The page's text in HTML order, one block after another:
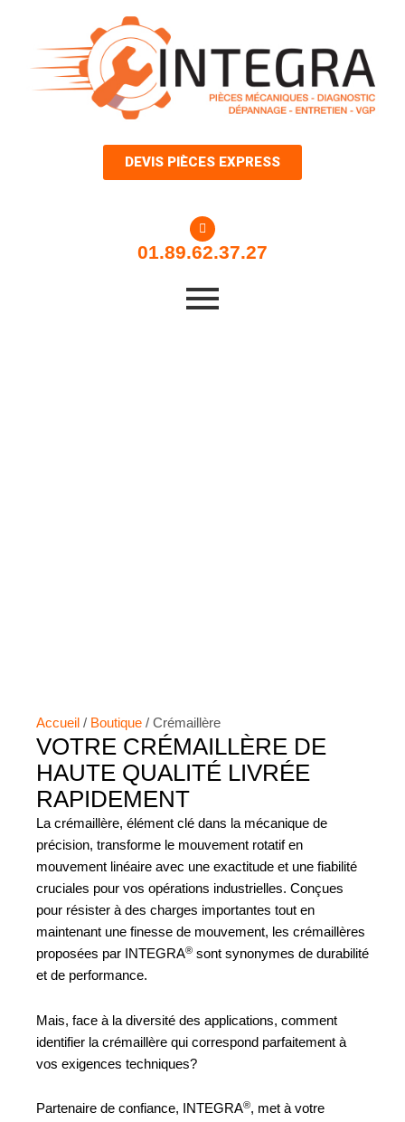
contenu
DEVIS PIÈCES EXPRESS
01.89.62.37.27
Accueil / Boutique / Crémaillère
VOTRE CRÉMAILLÈRE DE
HAUTE QUALITÉ LIVRÉE
RAPIDEMENT
La crémaillère, élément clé dans la mécanique de
précision, transforme le mouvement rotatif en
mouvement linéaire avec une exactitude et une fiabilité
cruciales pour vos opérations industrielles. Conçues
pour résister à des charges importantes tout en
maintenant une finesse de mouvement, les crémaillères
proposées par INTEGRA® sont synonymes de durabilité
et de performance.
Mais, face à la diversité des applications, comment
identifier la crémaillère qui correspond parfaitement à
vos exigences techniques?
Partenaire de confiance, INTEGRA®, met à votre